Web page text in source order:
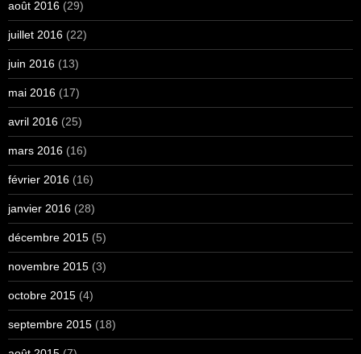
août 2016 (29)
juillet 2016 (22)
juin 2016 (13)
mai 2016 (17)
avril 2016 (25)
mars 2016 (16)
février 2016 (16)
janvier 2016 (28)
décembre 2015 (5)
novembre 2015 (3)
octobre 2015 (4)
septembre 2015 (18)